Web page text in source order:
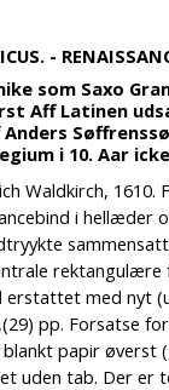
-
som Saxo
Aff Latinen
Anders
i 10. Aar
Waldkirch,
i
erstattet med nyt
pp. Forsatse
papir øverst
uden tab. Der er